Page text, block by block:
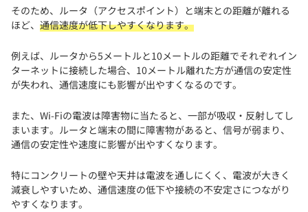
そのため、ルータ（アクセスポイント）と端末との距離が離れる
ほど、 通信速度が低下しやすくなります。
例えば、ルータから5メートルと10メートルの距離でそれぞれイン
ターネットに接続した場合、10メートル離れた方が通信の安定性
が失われ、通信速度にも影響が出やすくなるのです。
また、Wi-Fiの電波は障害物に当たると、一部が吸収・反射してし
まいます。ルータと端末の間に障害物があると、信号が弱まり、
通信の安定性や速度に影響が出やすくなります。
特にコンクリートの壁や天井は電波を通しにくく、電波が大きく
減衰しやすいため、通信速度の低下や接続の不安定さにつながり
やすくなります。